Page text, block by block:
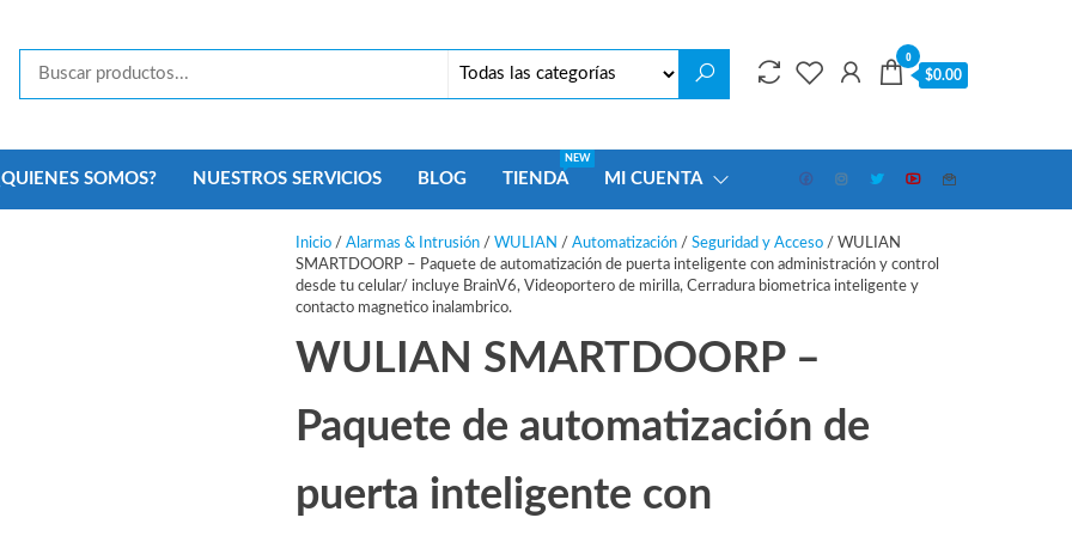
Security
Monterrey
0
$0.00
SOMOS? NUESTROS SERVICIOS BLOG TIENDA
NEW
MI CUENTA
Inicio/ Alarmas & Intrusión/ WULIAN / Automatización/ Seguridad y Acceso/ WULIAN
SMARTDOORP – Paquete de automatización de puerta inteligente con administración y control
desde tu celular/ incluye BrainV6, Videoportero de mirilla, Cerradura biometrica inteligente y
contacto magnetico inalambrico.
WULIAN SMARTDOORP –
Paquete de automatización de
puerta inteligente con